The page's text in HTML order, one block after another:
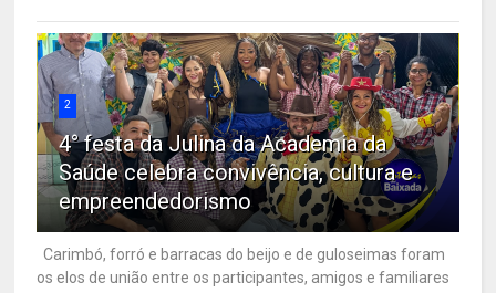
2
4° festa da Julina da Academia da
Saúde celebra convivência, cultura e
empreendedorismo
Carimbó, forró e barracas do beijo e de guloseimas foram
os elos de união entre os participantes, amigos e familiares